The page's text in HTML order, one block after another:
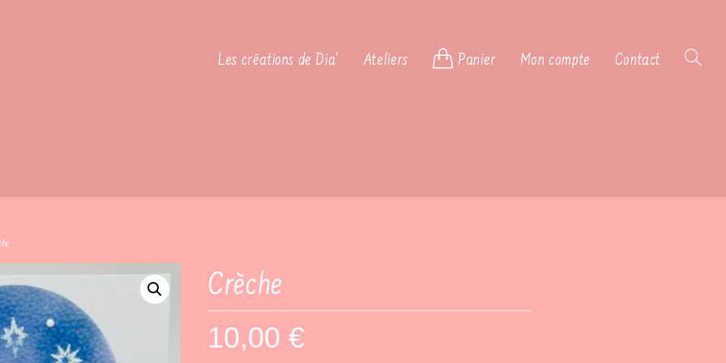
Les créations de Dia’ Ateliers Panier Mon compte Contact Toggle
Crèche
10,00€